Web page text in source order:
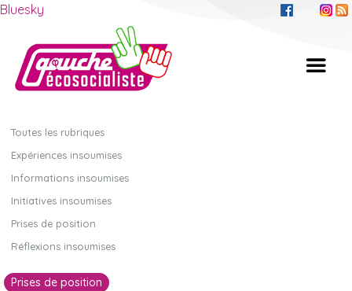
Bluesky
Toutes les rubriques
Expériences insoumises
Informations insoumises
Initiatives insoumises
Prises de position
Réflexions insoumises
Prises de position